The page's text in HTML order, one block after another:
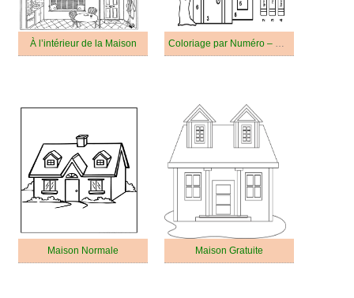
À l’intérieur de la Maison Coloriage par Numéro – Maison
Maison Normale Maison Gratuite